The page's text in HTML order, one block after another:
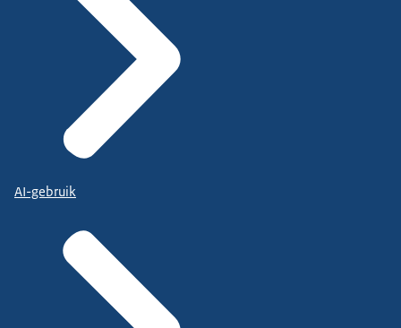
AI-gebruik